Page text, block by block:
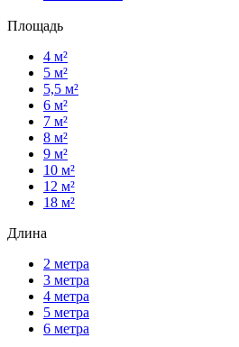
Площадь
4 м²
5 м²
5,5 м²
6 м²
7 м²
8 м²
9 м²
10 м²
12 м²
18 м²
Длина
2 метра
3 метра
4 метра
5 метра
6 метра